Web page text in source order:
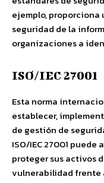
ejemplo, proporciona
seguridad de la
organizaciones a
ISO/IEC 27001
Esta norma
establecer,
de gestión de
ISO/IEC 27001
proteger sus activos
vulnerabilidad frente